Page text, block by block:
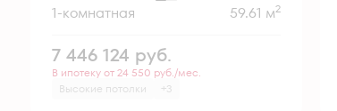
1-комнатная 59.61 м2
7 446 124 руб.
В ипотеку от 24 550 руб./мес.
Высокие потолки
+3